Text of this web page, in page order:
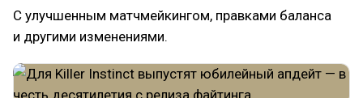
С улучшенным матчмейкингом, правками баланса
и другими изменениями.